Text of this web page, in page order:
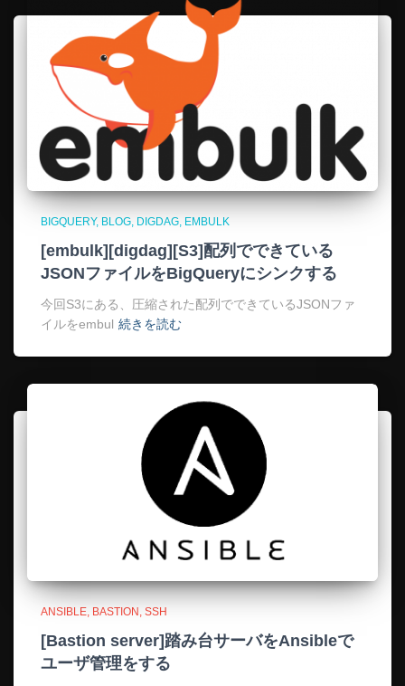
BIGQUERY BLOG DIGDAG EMBULK
[embulk][digdag][S3]配列でできている
JSONファイルをBigQueryにシンクする
今回S3にある、圧縮された配列でできているJSONファ
イルをembul 続きを読む
ANSIBLE BASTION SSH
[Bastion server]踏み台サーバをAnsibleで
ユーザ管理をする